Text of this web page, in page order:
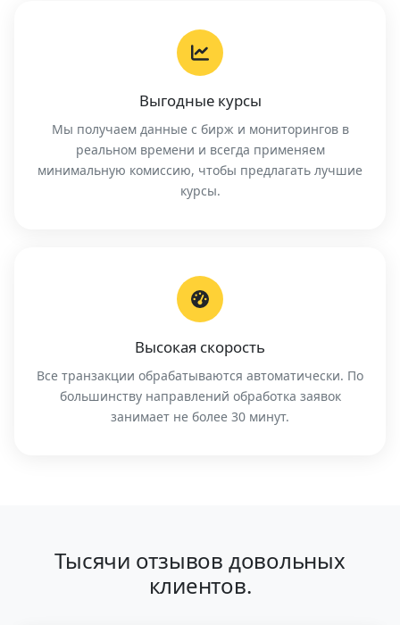
Выгодные курсы
Мы получаем данные с бирж и мониторингов в
реальном времени и всегда применяем
минимальную комиссию, чтобы предлагать лучшие
курсы.
Высокая скорость
Все транзакции обрабатываются автоматически. По
большинству направлений обработка заявок
занимает не более 30 минут.
Тысячи отзывов довольных
клиентов.